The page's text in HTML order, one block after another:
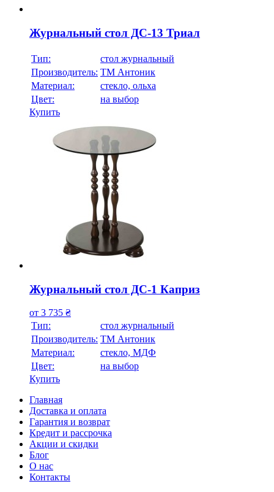
Журнальный стол ДС-13 Триал
Тип:
стол журнальный
Производитель: ТМ Антоник
Материал:
стекло, ольха
Цвет:
на выбор
Купить
Журнальный стол ДС-1 Каприз
от 3 735 ₴
Тип:
стол журнальный
Производитель: ТМ Антоник
Материал:
стекло, МДФ
Цвет:
на выбор
Купить
Главная
Доставка и оплата
Гарантия и возврат
Кредит и рассрочка
Акции и скидки
Блог
О нас
Контакты